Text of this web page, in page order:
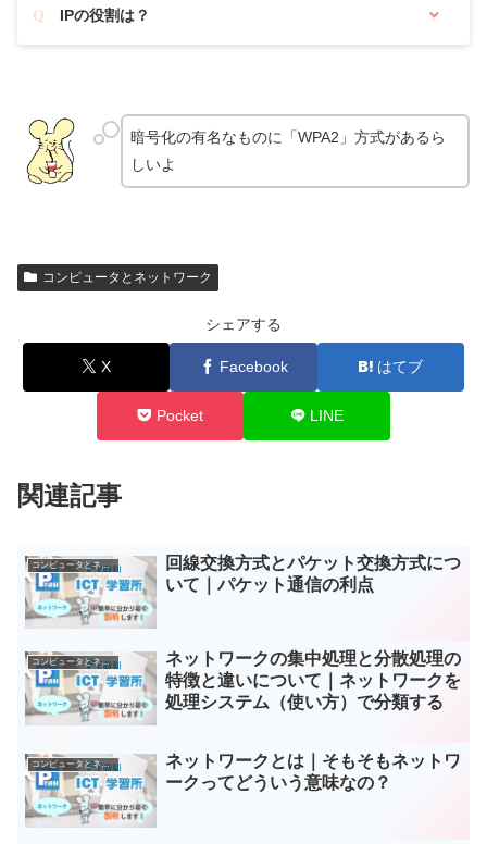
IPの役割は？
暗号化の有名なものに「WPA2」方式があるら
しいよ
コンピュータとネットワーク
シェアする
X Facebook はてブ
Pocket LINE
関連記事
コンピュータとネットワーク
回線交換方式とパケット交換方式につ
いて｜パケット通信の利点
コンピュータとネットワーク
ネットワークの集中処理と分散処理の
特徴と違いについて｜ネットワークを
処理システム（使い方）で分類する
コンピュータとネットワーク
ネットワークとは｜そもそもネットワ
ークってどういう意味なの？